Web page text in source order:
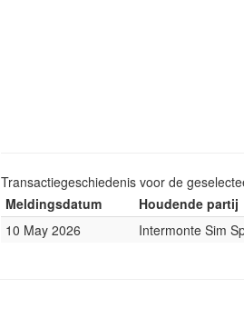
Transactiegeschiedenis voor de
Meldingsdatum
Houdende partij
10 May 2026
Intermonte Sim